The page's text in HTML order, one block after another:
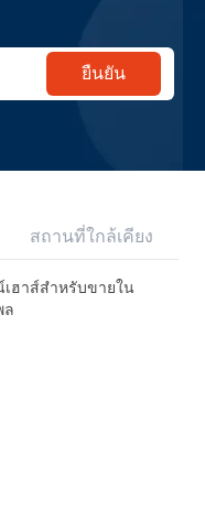
ยืนยัน
สถานที่ใกล้เคียง
เฮาส์สำหรับขายใน
ล